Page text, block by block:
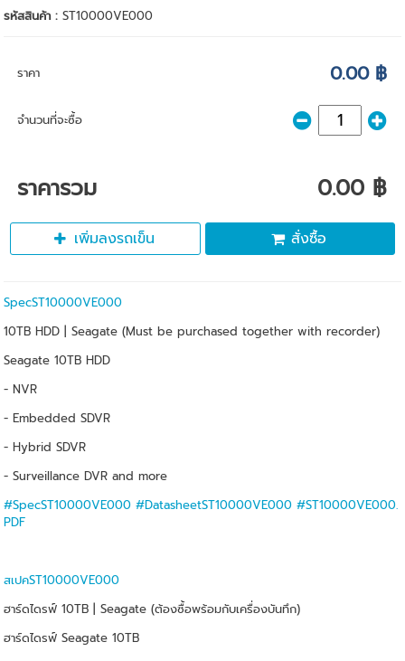
รหัสสินค้า :ST10000VE000
ราคา 0.00 ฿
จำนวนที่จะซื้อ
ราคารวม 0.00 ฿
เพิ่มลงรถเข็น สั่งซื้อ
SpecST10000VE000
10TB HDD | Seagate (Must be purchased together with recorder)
Seagate 10TB HDD
- NVR
- Embedded SDVR
- Hybrid SDVR
- Surveillance DVR and more
#SpecST10000VE000 #DatasheetST10000VE000 #ST10000VE000.
PDF
สเปคST10000VE000
ฮาร์ดไดรฟ์ 10TB | Seagate (ต้องซื้อพร้อมกับเครื่องบันทึก)
ฮาร์ดไดรฟ์ Seagate 10TB